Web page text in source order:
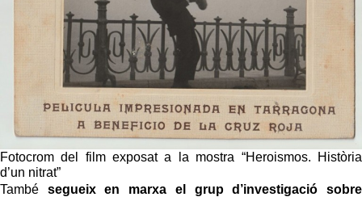
Fotocrom del film exposat a la mostra “Heroismos. Història
d’un nitrat”
També segueix en marxa el grup d’investigació sobre